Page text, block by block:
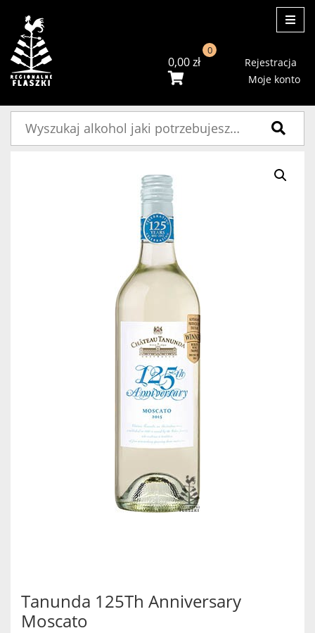
0,00zł
0
Rejestracja
Moje konto
Tanunda 125Th Anniversary
Moscato